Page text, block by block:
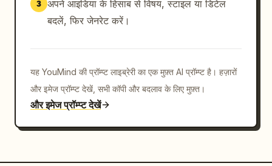
3 अपने आइडिया के हिसाब से विषय, स्टाइल या डिटेल
बदलें, फिर जेनरेट करें।
यह YouMind की प्रॉम्प्ट लाइब्रेरी का एक मुफ़्त AI प्रॉम्प्ट है। हज़ारों
और इमेज प्रॉम्प्ट देखें, सभी कॉपी और बदलाव के लिए मुफ़्त।
और इमेज प्रॉम्प्ट देखें